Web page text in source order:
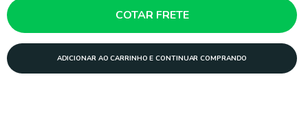
COTAR FRETE
ADICIONAR AO CARRINHO E CONTINUAR COMPRANDO